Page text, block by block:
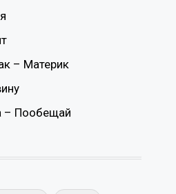
– Материк
– Пообещай